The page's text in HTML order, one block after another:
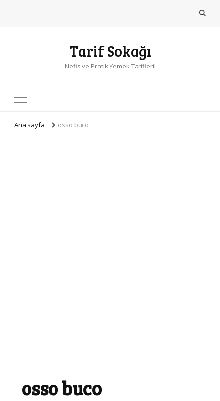
Tarif Sokağı
Nefis ve Pratik Yemek Tarifleri!
Ana sayfa osso buco
osso buco